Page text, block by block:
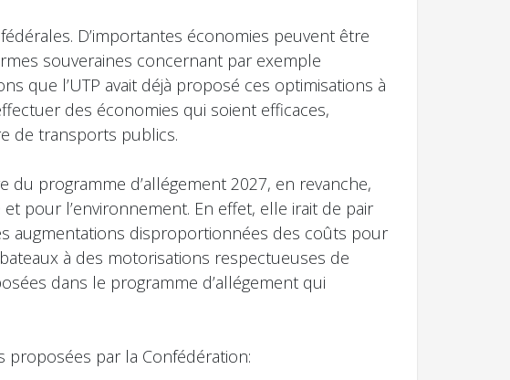
D’importantes économies peuvent être
souveraines concernant par exemple
que l’UTP avait déjà proposé ces optimisations à
des économies qui soient efficaces,
de transports publics.
programme d’allégement 2027, en revanche,
pour l’environnement. En effet, elle irait de pair
augmentations disproportionnées des coûts pour
à des motorisations respectueuses de
dans le programme d’allégement qui
proposées par la Confédération: